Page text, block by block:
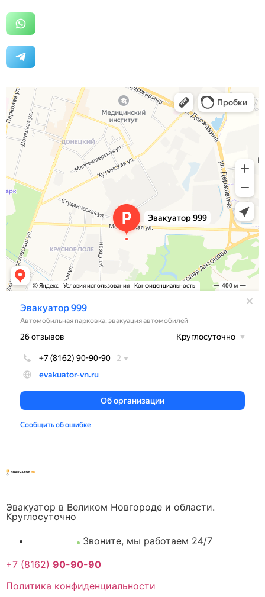
Эвакуатор 999
Автотехпомощь, эвакуация автомобилей в Великом Новгороде
Эвакуатор в Великом Новгороде и области.
Круглосуточно
Звоните, мы работаем 24/7
+7 (8162) 90-90-90
Политика конфиденциальности